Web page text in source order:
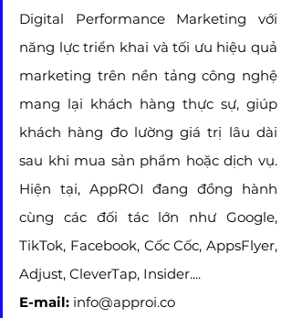
Digital Performance Marketing với
năng lực triển khai và tối ưu hiệu quả
marketing trên nền tảng công nghệ
mang lại khách hàng thực sự, giúp
khách hàng đo lường giá trị lâu dài
sau khi mua sản phẩm hoặc dịch vụ.
Hiện tại, AppROI đang đồng hành
cùng các đối tác lớn như Google,
TikTok, Facebook, Cốc Cốc, AppsFlyer,
Adjust, CleverTap, Insider....
E-mail: info@approi.co